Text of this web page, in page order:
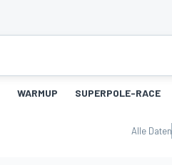
WARMUP SUPERPOLE-RACE
Alle Daten